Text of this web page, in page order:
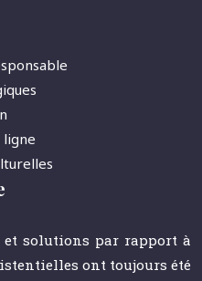
ligne
et solutions par rapport à
ont toujours été